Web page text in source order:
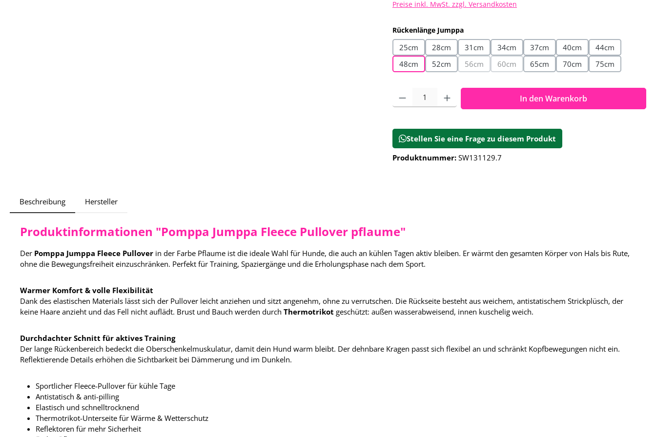
Preise inkl. MwSt. zzgl. Versandkosten
Rückenlänge Jumppaauswählen
25cm 28cm 31cm 34cm 37cm 40cm
44cm
48cm
52cm 56cm
(Diese Option ist zurzeit nicht verfügbar.)
60cm
(Diese Option ist zurzeit nicht verfügbar.)
65cm 70cm 75cm
Produkt Anzahl: Gib den gewünschten Wert ein oder benutze die
In den Warenkorb
Stellen Sie eine Frage zu diesem Produkt
Produktnummer: SW131129.7
Beschreibung Hersteller
Produktinformationen "Pomppa Jumppa Fleece Pullover pflaume"
Der Pomppa Jumppa Fleece Pullover in der Farbe Pflaume ist die ideale Wahl für Hunde, die auch an kühlen Tagen aktiv bleiben. Er wärmt den gesamten Körper von Hals bis Rute,
ohne die Bewegungsfreiheit einzuschränken. Perfekt für Training, Spaziergänge und die Erholungsphase nach dem Sport.
Warmer Komfort & volle Flexibilität
Dank des elastischen Materials lässt sich der Pullover leicht anziehen und sitzt angenehm, ohne zu verrutschen. Die Rückseite besteht aus weichem, antistatischem Strickplüsch, der
keine Haare anzieht und das Fell nicht auflädt. Brust und Bauch werden durch Thermotrikot geschützt: außen wasserabweisend, innen kuschelig weich.
Durchdachter Schnitt für aktives Training
Der lange Rückenbereich bedeckt die Oberschenkelmuskulatur, damit dein Hund warm bleibt. Der dehnbare Kragen passt sich flexibel an und schränkt Kopfbewegungen nicht ein.
Reflektierende Details erhöhen die Sichtbarkeit bei Dämmerung und im Dunkeln.
Sportlicher Fleece-Pullover für kühle Tage
Antistatisch & anti-pilling
Elastisch und schnelltrocknend
Thermotrikot-Unterseite für Wärme & Wetterschutz
Reflektoren für mehr Sicherheit